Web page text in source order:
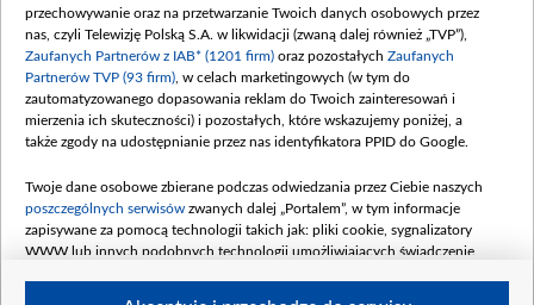
Dofinansowanie 48 862 000,00 PLN
Data podpisania umowy: GRUDZIEŃ 2025
(wpłata grudzień 60,548 mln)
Dofinansowanie 900 000 000,00 PLN
Data podpisania umowy: LUTY 2026 (wpłata
kwiecień 180 mln, 7 maja 180 mln, 8
czerwca 90 mln)
Dofinansowanie 250 000 000,00 PLN
4 sierpnia 250 mln
przechowywanie oraz na przetwarzanie Twoich danych osobowych przez
nas, czyli Telewizję Polską S.A. w likwidacji (zwaną dalej również „TVP”),
Zaufanych Partnerów z IAB* (1201 firm) oraz pozostałych Zaufanych
Partnerów TVP (93 firm) , w celach marketingowych (w tym do
zautomatyzowanego dopasowania reklam do Twoich zainteresowań i
mierzenia ich skuteczności) i pozostałych, które wskazujemy poniżej, a
także zgody na udostępnianie przez nas identyfikatora PPID do Google.
Twoje dane osobowe zbierane podczas odwiedzania przez Ciebie naszych
poszczególnych serwisów zwanych dalej „Portalem”, w tym informacje
zapisywane za pomocą technologii takich jak: pliki cookie, sygnalizatory
WWW lub innych podobnych technologii umożliwiających świadczenie